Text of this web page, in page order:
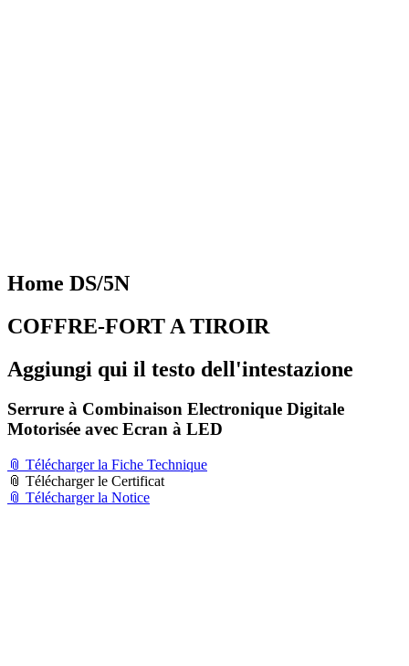
Home DS/5N
COFFRE-FORT A TIROIR
Aggiungi qui il testo dell'intestazione
Serrure à Combinaison Electronique Digitale
Motorisée avec Ecran à LED
📎 Télécharger la Fiche Technique
📎 Télécharger le Certificat
📎 Télécharger la Notice